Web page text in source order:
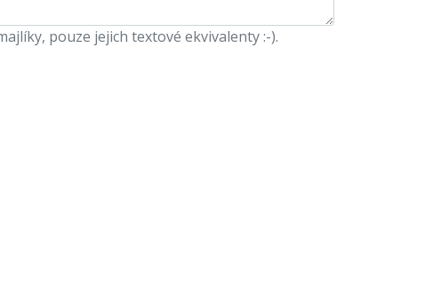
pouze jejich textové ekvivalenty :-).